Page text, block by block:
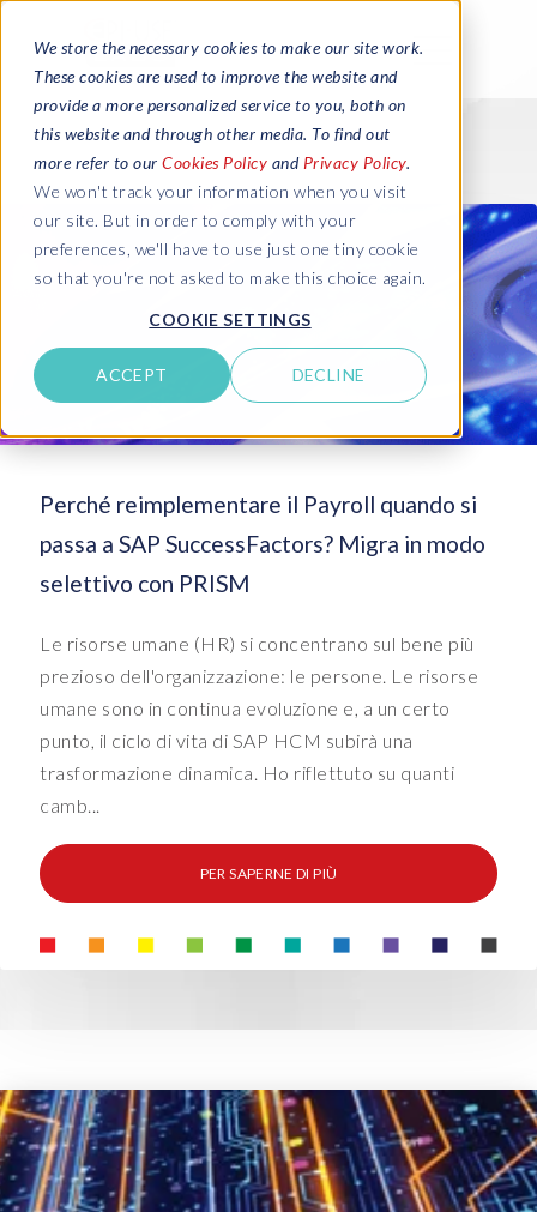
We store the necessary cookies to make our site work.
These cookies are used to improve the website and
provide a more personalized service to you, both on
this website and through other media. To find out
more refer to our Cookies Policy and Privacy Policy.
We won't track your information when you visit
our site. But in order to comply with your
preferences, we'll have to use just one tiny cookie
so that you're not asked to make this choice again.
COOKIE SETTINGS
ACCEPT DECLINE
Perché reimplementare il Payroll quando si
passa a SAP SuccessFactors? Migra in modo
selettivo con PRISM
Le risorse umane (HR) si concentrano sul bene più
prezioso dell'organizzazione: le persone. Le risorse
umane sono in continua evoluzione e, a un certo
punto, il ciclo di vita di SAP HCM subirà una
trasformazione dinamica. Ho riflettuto su quanti
camb...
PER SAPERNE DI PIÙ